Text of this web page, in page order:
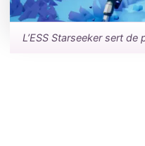
L’ESS Starseeker sert